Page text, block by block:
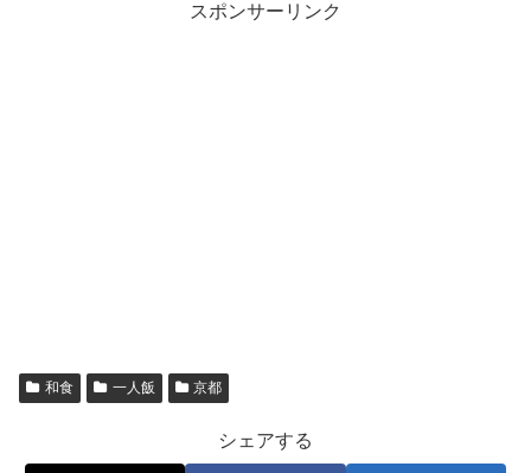
スポンサーリンク
和食 一人飯 京都
シェアする